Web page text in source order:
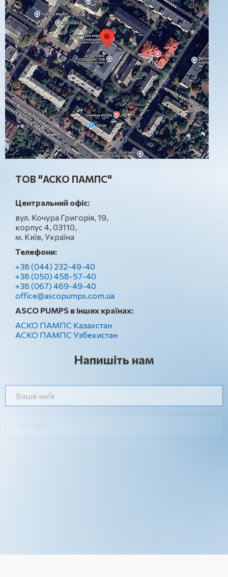
ТОВ "АСКО ПАМПС"
Центральний офіс:
вул. Кочура Григорія, 19,
корпус 4, 03110,
м. Київ, Україна
Телефони:
+38 (044) 232-49-40
+38 (050) 458-57-40
+38 (067) 469-49-40
office@ascopumps.com.ua
ASCO PUMPS в інших країнах:
АСКО ПАМПС Казахстан
АСКО ПАМПС Узбекистан
Напишіть нам